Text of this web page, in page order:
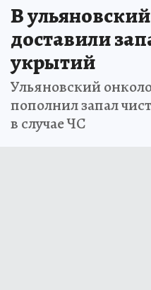
В
доставили
укрытий
Ульяновский
пополнил запал
в случае ЧС